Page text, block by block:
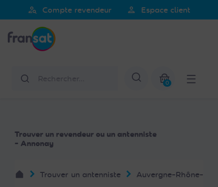
noter
Ce
comprend
person_search Compte revendeur person Espace client
Afficher la
0
Trouver un revendeur ou un antenniste
- Annonay
Trouver un antenniste Auvergne-Rhône-